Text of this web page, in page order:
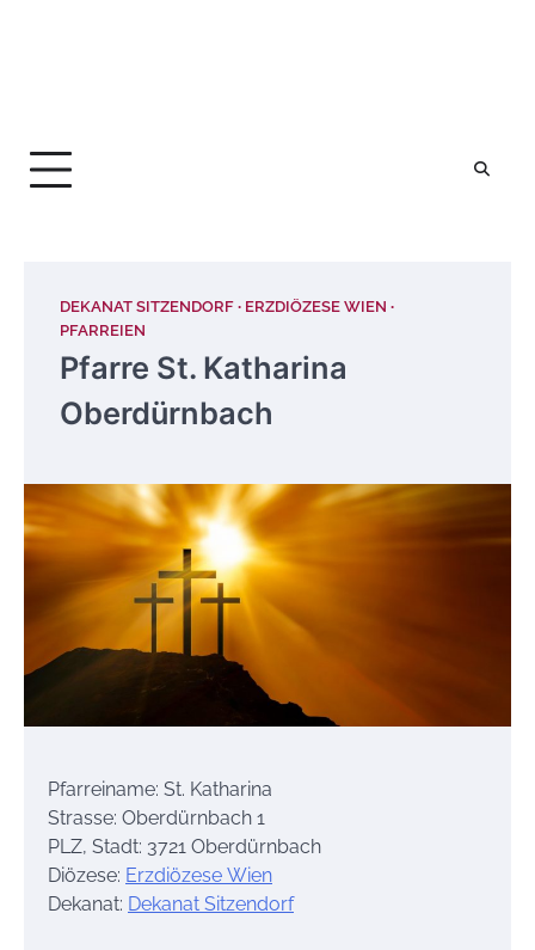
DEKANAT SITZENDORF
ERZDIÖZESE WIEN
PFARREIEN
Pfarre St. Katharina
Oberdürnbach
Pfarreiname: St. Katharina
Strasse: Oberdürnbach 1
PLZ, Stadt: 3721 Oberdürnbach
Diözese: Erzdiözese Wien
Dekanat: Dekanat Sitzendorf